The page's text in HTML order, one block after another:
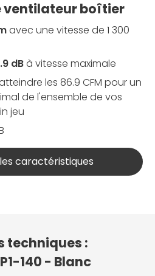
ventilateur boîtier
avec une vitesse de 1 300
dBà vitesse maximale
les 86.9 CFM pour un
de l'ensemble de vos
jeu
caractéristiques
techniques :
140 - Blanc